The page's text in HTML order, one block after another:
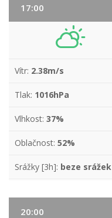
17:00
Vítr: 2.38m/s
Tlak: 1016hPa
Vlhkost: 37%
Oblačnost: 52%
Srážky [3h]: beze srážek
20:00